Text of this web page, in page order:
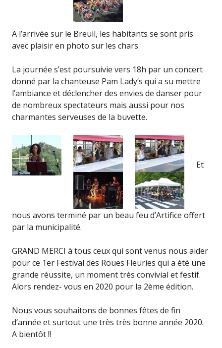
A l’arrivée sur le Breuil, les habitants se sont pris
avec plaisir en photo sur les chars.
La journée s’est poursuivie vers 18h par un concert
donné par la chanteuse Pam Lady‘s qui a su mettre
l’ambiance et déclencher des envies de danser pour
de nombreux spectateurs mais aussi pour nos
charmantes serveuses de la buvette.
Et
nous avons terminé par un beau feu d’Artifice offert
par la municipalité.
GRAND MERCI à tous ceux qui sont venus nous aider
pour ce 1er Festival des Roues Fleuries qui a été une
grande réussite, un moment très convivial et festif.
Alors rendez- vous en 2020 pour la 2ème édition.
Nous vous souhaitons de bonnes fêtes de fin
d’année et surtout une très très bonne année 2020.
A bientôt !!